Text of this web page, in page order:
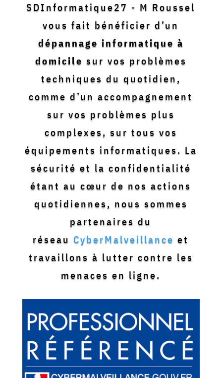
SDInformatique27 - M Roussel
vous fait bénéficier d’un
dépannage informatique à
domicile sur vos problèmes
techniques du quotidien,
comme d’un accompagnement
sur vos problèmes plus
complexes, sur tous vos
équipements informatiques. La
sécurité et la confidentialité
étant au cœur de nos actions
quotidiennes, nous sommes
partenaires du
réseauCyberMalveillance et
travaillons à lutter contre les
menaces en ligne.